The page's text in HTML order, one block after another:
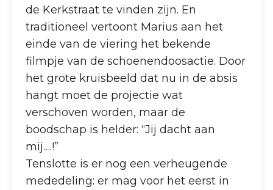
de Kerkstraat te vinden zijn. En
traditioneel vertoont Marius aan het
einde van de viering het bekende
filmpje van de schoenendoosactie. Door
het grote kruisbeeld dat nu in de absis
hangt moet de projectie wat
verschoven worden, maar de
boodschap is helder: “Jij dacht aan
mij….!”
Tenslotte is er nog een verheugende
mededeling: er mag voor het eerst in